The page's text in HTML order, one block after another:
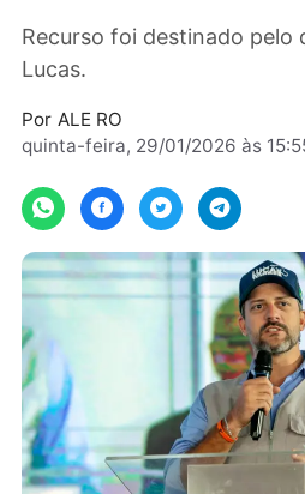
Recurso foi destinado
Lucas.
quinta-feira, 29/01/2026 às